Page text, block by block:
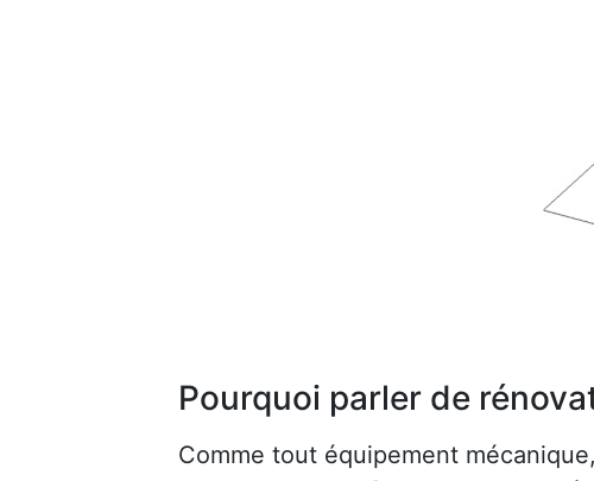
Pourquoi parler de
Comme tout équipement